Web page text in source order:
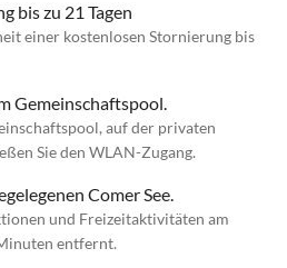
bis zu 21 Tagen
einer kostenlosen Stornierung bis
Gemeinschaftspool.
auf der privaten
Sie den WLAN-Zugang.
Comer See.
und Freizeitaktivitäten am
entfernt.